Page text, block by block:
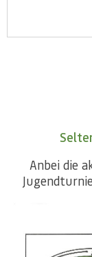
Anbei die